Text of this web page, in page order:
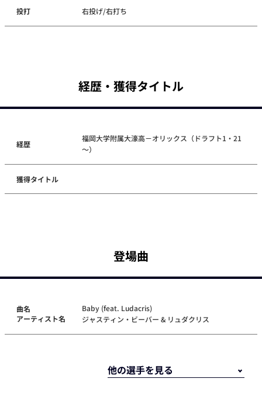
投打 右投げ/右打ち
経歴・獲得タイトル
経歴
福岡大学附属大濠高－オリックス（ドラフト1・21
～）
獲得タイトル
登場曲
曲名
アーティスト名
Baby (feat. Ludacris)
ジャスティン・ビーバー & リュダクリス